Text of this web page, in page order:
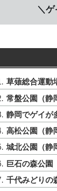
＼
草薙総合運動
常盤公園（静
静岡でゲイが
高松公園（静
城北公園（静
巨石の森公園
千代みどりの